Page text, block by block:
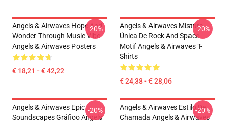
Angels & Airwaves Hope And
Wonder Through Music Vibe
Angels & Airwaves Posters
€ 18,21 - € 42,22
-20%
Angels & Airwaves Mistura
Única De Rock And Space
Motif Angels & Airwaves T-
Shirts
€ 24,38 - € 28,06
-20%
Angels & Airwaves Epic
Soundscapes Gráfico Angels
-20%
Angels & Airwaves Estilo De
Chamada Angels & Airwaves
-20%